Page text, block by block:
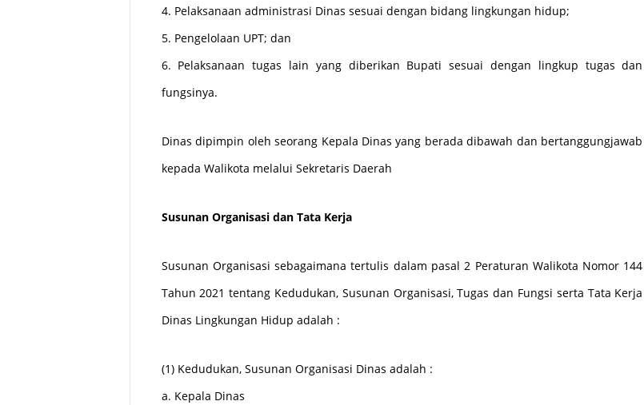
4. Pelaksanaan administrasi Dinas sesuai dengan bidang lingkungan hidup;
5. Pengelolaan UPT; dan
6. Pelaksanaan tugas lain yang diberikan Bupati sesuai dengan lingkup tugas dan
fungsinya.
Dinas dipimpin oleh seorang Kepala Dinas yang berada dibawah dan bertanggungjawab
kepada Walikota melalui Sekretaris Daerah
Susunan Organisasi dan Tata Kerja
Susunan Organisasi sebagaimana tertulis dalam pasal 2 Peraturan Walikota Nomor 144
Tahun 2021 tentang Kedudukan, Susunan Organisasi, Tugas dan Fungsi serta Tata Kerja
Dinas Lingkungan Hidup adalah :
(1) Kedudukan, Susunan Organisasi Dinas adalah :
a. Kepala Dinas